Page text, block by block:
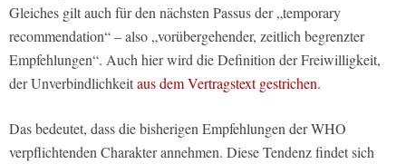
Gleiches gilt auch für den nächsten Passus der „temporary
recommendation“ – also „vorübergehender, zeitlich begrenzter
Empfehlungen“. Auch hier wird die Definition der Freiwilligkeit,
der Unverbindlichkeitaus dem Vertragstext gestrichen.
Das bedeutet, dass die bisherigen Empfehlungen der WHO
verpflichtenden Charakter annehmen. Diese Tendenz findet sich